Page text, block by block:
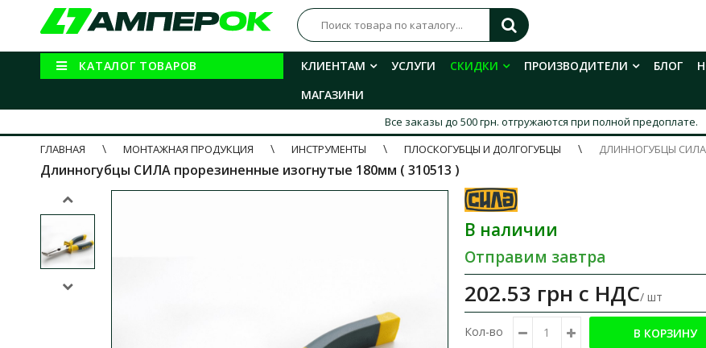
КАТАЛОГ ТОВАРОВ КЛИЕНТАМ УСЛУГИ СКИДКИ ПРОИЗВОДИТЕЛИ БЛОГ
МАГАЗИНИ
Все заказы до 500 грн. отгружаются при полной предоплате.
ГЛАВНАЯ
МОНТАЖНАЯ ПРОДУКЦИЯ ИНСТРУМЕНТЫ ПЛОСКОГУБЦЫ И ДОЛГОГУБЦЫ ДЛИННОГУБЦЫ
Длинногубцы СИЛА прорезиненные изогнутые 180мм ( 310513 )
В наличии
Отправим завтра
202.53 грн с НДС/ шт
Кол-во